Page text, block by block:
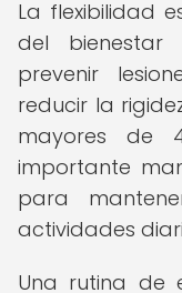
La flexibilidad
del
prevenir
reducir la
mayores de
importante
para
actividades
Una rutina de